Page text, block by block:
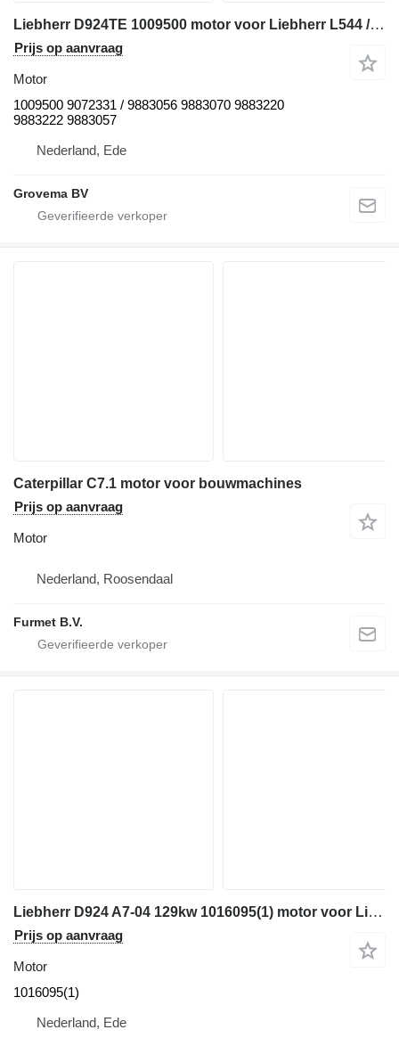
Liebherr D924TE 1009500 motor voor Liebherr L544 / L554 / D924TE wiellader
Prijs op aanvraag
Motor
1009500 9072331 / 9883056 9883070 9883220
9883222 9883057
Nederland, Ede
Grovema BV
Caterpillar C7.1 motor voor bouwmachines
Prijs op aanvraag
Motor
Nederland, Roosendaal
Furmet B.V.
Liebherr D924 A7-04 129kw 1016095(1) motor voor Liebherr R922 / R918 graafmachine
Prijs op aanvraag
Motor
1016095(1)
Nederland, Ede